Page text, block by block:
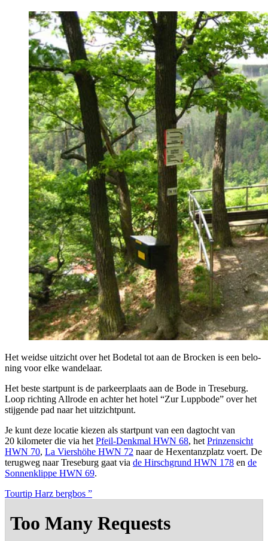
Het weid­se uit­zicht over het Bode­tal tot aan de Broc­ken is een belo­
ning voor elke wandelaar.
Het bes­te start­punt is de par­keer­plaats aan de Bode in Tre­se­burg.
Loop rich­ting All­ro­de en ach­ter het hotel “Zur Lup­p­bo­de” over het
stij­gen­de pad naar het uitzichtpunt.
Je kunt deze loca­tie kie­zen als start­punt van een dag­tocht van
20 kilo­me­ter die via het Pfeil-Denk­mal HWN 68, het Prin­zen­sicht
HWN 70, La Viers­höhe HWN 72 naar de Hexen­tanz­platz voert. De
terug­weg naar Tre­se­burg gaat via de Hirsch­grund HWN 178 en de
Son­nen­klip­pe HWN 69.
Tour­tip Harz bergbos ”